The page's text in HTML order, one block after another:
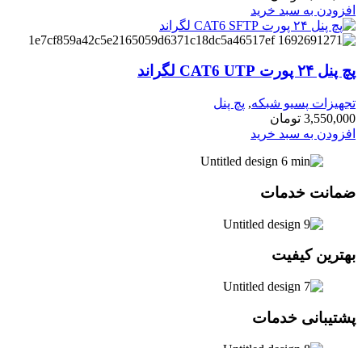
افزودن به سبد خرید
پچ پنل ۲۴ پورت CAT6 UTP لگراند
تجهیزات پسیو شبکه, پچ پنل
3,550,000 تومان
افزودن به سبد خرید
ضمانت خدمات
بهترین کیفیت
پشتیبانی خدمات